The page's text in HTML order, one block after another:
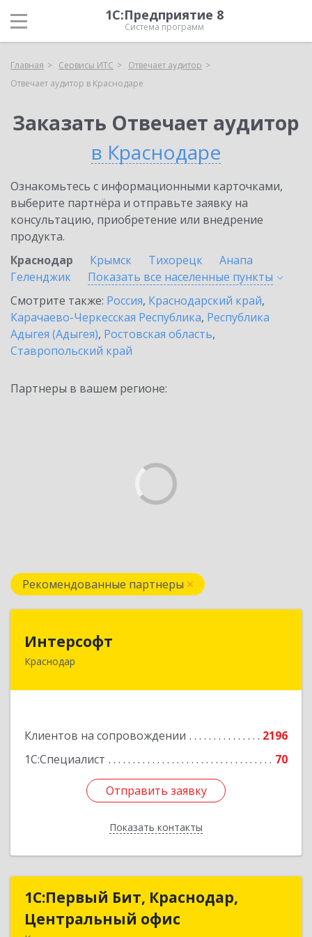
1С:Предприятие 8
Система программ
Главная Сервисы ИТС
Отвечает аудитор
Отвечает аудитор в Краснодаре
Заказать Отвечает аудитор
в Краснодаре
Ознакомьтесь с информационными карточками,
выберите партнёра и отправьте заявку на
консультацию, приобретение или внедрение
продукта.
Краснодар
Крымск Тихорецк
Анапа
Геленджик
Показать все населенные пункты
Смотрите также: Россия, Краснодарский край,
Карачаево-Черкесская Республика, Республика
Адыгея (Адыгея), Ростовская область,
Ставропольский край
Партнеры в вашем регионе:
Рекомендованные партнеры
Интерсофт
Краснодар
Клиентов на сопровождении
2196
1С:Специалист
70
Отправить заявку
Показать контакты
350020, Краснодарский край, Краснодар г,
Отправить заявку
Назад
1С:Первый Бит, Краснодар,
Центральный офис
1С:Первый Бит, Краснодар,
Центральный офис